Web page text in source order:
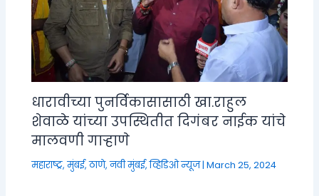
धारावीच्या पुनर्विकासासाठी खा.राहुल
शेवाळे यांच्या उपस्थितीत दिगंबर नाईक यांचे
मालवणी गाऱ्हाणे
महाराष्ट्र,मुंबई, ठाणे, नवी मुंबई,व्हिडिओ न्यूज|March 25, 2024